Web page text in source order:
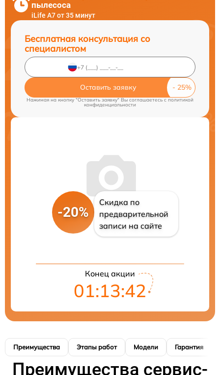
пылесоса
iLife A7 от 35 минут
Бесплатная консультация со
специалистом
Оставить заявку
Нажимая на кнопку "Оставить заявку" Вы соглашаетесь c политикой
конфиденциальности
-20%
Скидка по
предварительной
записи на сайте
Конец акции
01:13:41
Преимущества Этапы работ Модели Гарантия
Преимущества сервис-